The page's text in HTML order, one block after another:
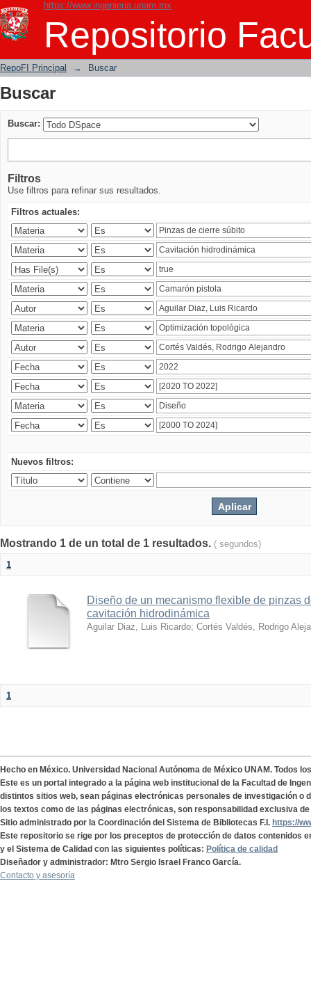
https://www.ingenieria.unam.mx
Repositorio
Buscar
RepoFI Principal → Buscar
Buscar
Buscar:
Filtros
Use filtros para refinar sus resultados.
Filtros actuales:
Nuevos filtros:
Mostrando 1 de un total de 1 resultados. ( segundos)
1
Diseño de un mecanismo flexible de pinzas
cavitación hidrodinámica
Aguilar Diaz, Luis Ricardo; Cortés Valdés, Rodrigo
1
Hecho en México. Universidad Nacional Autónoma de México UNAM. Todos
Este es un portal integrado a la página web institucional de la Facultad de
distintos sitios web, sean páginas electrónicas personales de investigación o
los textos como de las páginas electrónicas, son responsabilidad exclusiva
Sitio administrado por la Coordinación del Sistema de Bibliotecas F.I. https://
Este repositorio se rige por los preceptos de protección de datos contenidos
y el Sistema de Calidad con las siguientes políticas: Política de calidad
Diseñador y administrador: Mtro Sergio Israel Franco García.
Contacto y asesoría